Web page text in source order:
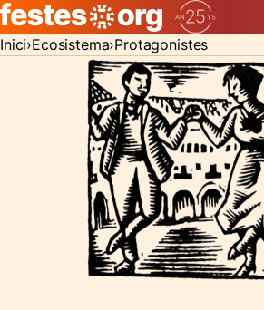
Inici Ecosistema Protagonistes